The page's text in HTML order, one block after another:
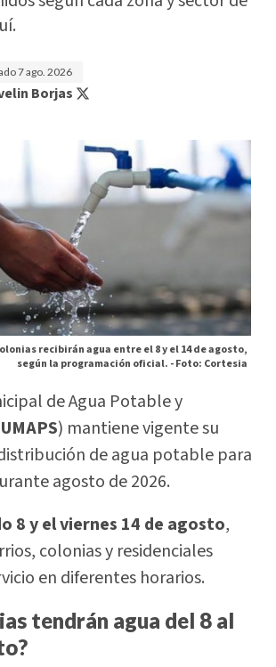
7 ago. 2026
Borjas
recibirán agua entre el 8 y el 14 de agosto,
según la programación oficial. -Foto: Cortesia
de Agua Potable y
UMAPS) mantiene vigente su
de agua potable para
agosto de 2026.
8 y el viernes 14 de agosto,
colonias y residenciales
en diferentes horarios.
tendrán agua del 8 al